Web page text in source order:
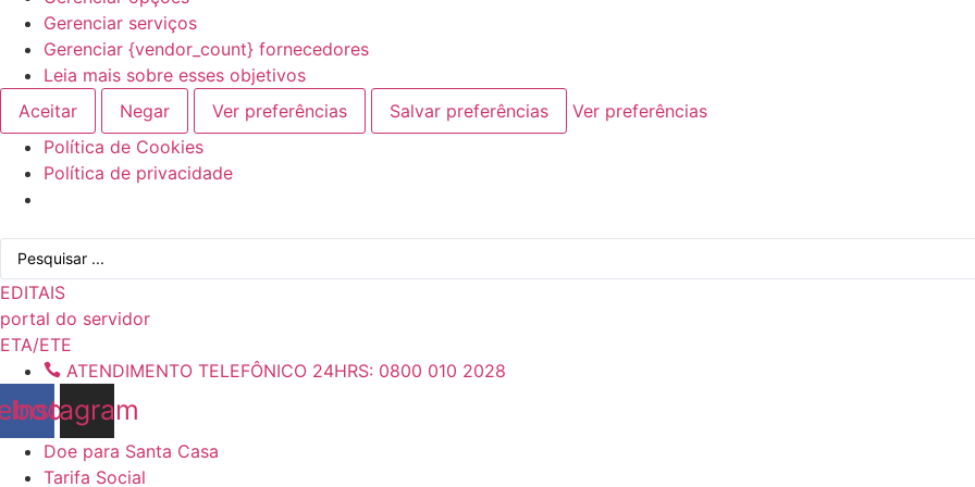
Gerenciar serviços
Gerenciar {vendor_count} fornecedores
Leia mais sobre esses objetivos
Aceitar
Negar Ver preferências Salvar preferências
Ver preferências
Política de Cookies
Política de privacidade
para
o
conteúdo
Pesquisar
EDITAIS
portal do servidor
ETA/ETE
ATENDIMENTO TELEFÔNICO 24HRS: 0800 010 2028
Instagram
Doe para Santa Casa
Tarifa Social